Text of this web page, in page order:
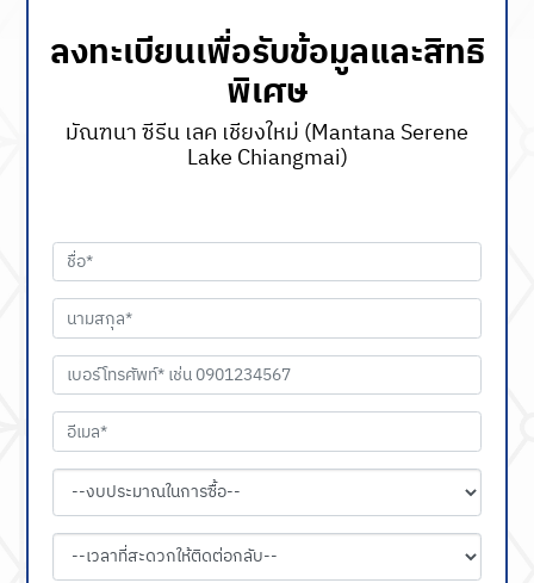
ลงทะเบียนเพื่อรับข้อมูลและสิทธิ
พิเศษ
มัณฑนา ซีรีน เลค เชียงใหม่ (Mantana Serene
Lake Chiangmai)